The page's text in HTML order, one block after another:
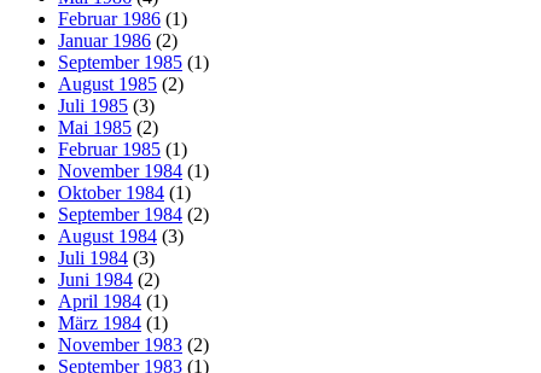
Februar 1986 (1)
Januar 1986 (2)
September 1985 (1)
August 1985 (2)
Juli 1985 (3)
Mai 1985 (2)
Februar 1985 (1)
November 1984 (1)
Oktober 1984 (1)
September 1984 (2)
August 1984 (3)
Juli 1984 (3)
Juni 1984 (2)
April 1984 (1)
März 1984 (1)
November 1983 (2)
September 1983 (1)